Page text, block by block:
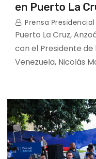
en Puerto La
Prensa Presidencial
Puerto La Cruz,
con el Presidente de
Venezuela, Nicolás